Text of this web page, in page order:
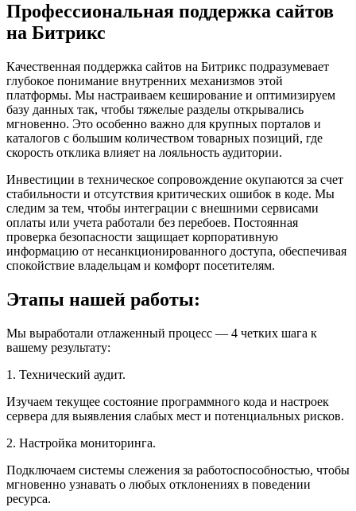
Профессиональная поддержка сайтов
на Битрикс
Качественная поддержка сайтов на Битрикс подразумевает
глубокое понимание внутренних механизмов этой
платформы. Мы настраиваем кеширование и оптимизируем
базу данных так, чтобы тяжелые разделы открывались
мгновенно. Это особенно важно для крупных порталов и
каталогов с большим количеством товарных позиций, где
скорость отклика влияет на лояльность аудитории.
Инвестиции в техническое сопровождение окупаются за счет
стабильности и отсутствия критических ошибок в коде. Мы
следим за тем, чтобы интеграции с внешними сервисами
оплаты или учета работали без перебоев. Постоянная
проверка безопасности защищает корпоративную
информацию от несанкционированного доступа, обеспечивая
спокойствие владельцам и комфорт посетителям.
Этапы нашей работы:
Мы выработали отлаженный процесс — 4 четких шага к
вашему результату:
1. Технический аудит.
Изучаем текущее состояние программного кода и настроек
сервера для выявления слабых мест и потенциальных рисков.
2. Настройка мониторинга.
Подключаем системы слежения за работоспособностью, чтобы
мгновенно узнавать о любых отклонениях в поведении
ресурса.